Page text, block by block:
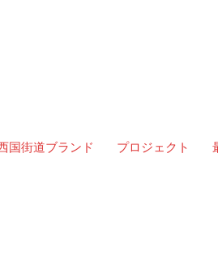
国街道ブランド プロジェクト
ま西国街道ブランド」に関するお問い合わ